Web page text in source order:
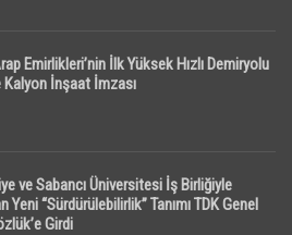
Emirlikleri’nin İlk Yüksek Hızlı Demiryolu
Kalyon İnşaat İmzası
ve Sabancı Üniversitesi İş Birliğiyle
Yeni “Sürdürülebilirlik” Tanımı TDK Genel
Girdi